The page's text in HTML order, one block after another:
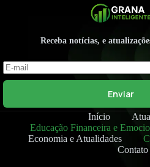
Receba notícias, e
Enviar
Início
Educação Financeira e
Economia e Atualidades
Contato